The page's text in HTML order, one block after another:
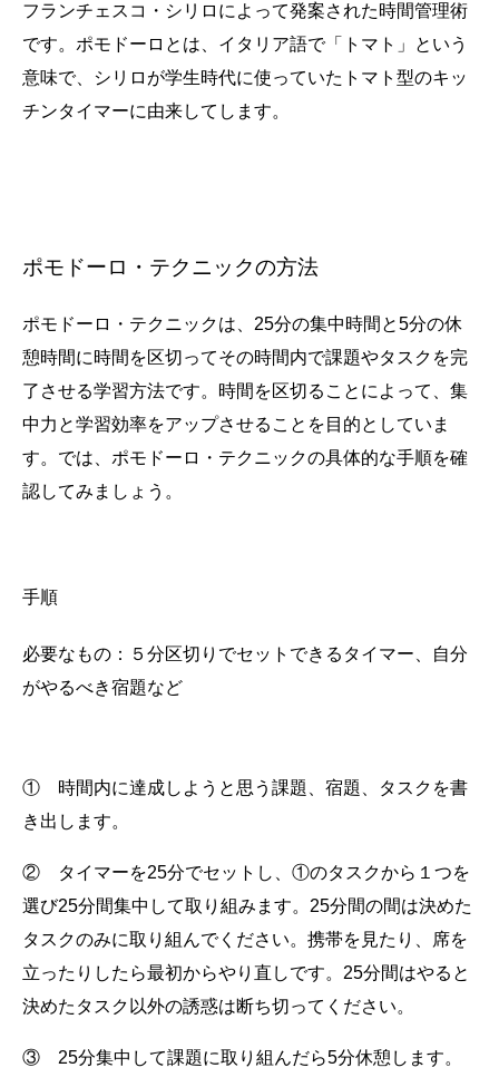
フランチェスコ・シリロによって発案された時間管理術
です。ポモドーロとは、イタリア語で「トマト」という
意味で、シリロが学生時代に使っていたトマト型のキッ
チンタイマーに由来してします。
ポモドーロ・テクニックの方法
ポモドーロ・テクニックは、25分の集中時間と5分の休
憩時間に時間を区切ってその時間内で課題やタスクを完
了させる学習方法です。時間を区切ることによって、集
中力と学習効率をアップさせることを目的としていま
す。では、ポモドーロ・テクニックの具体的な手順を確
認してみましょう。
手順
必要なもの：５分区切りでセットできるタイマー、自分
がやるべき宿題など
① 時間内に達成しようと思う課題、宿題、タスクを書
き出します。
② タイマーを25分でセットし、①のタスクから１つを
選び25分間集中して取り組みます。25分間の間は決めた
タスクのみに取り組んでください。携帯を見たり、席を
立ったりしたら最初からやり直しです。25分間はやると
決めたタスク以外の誘惑は断ち切ってください。
③ 25分集中して課題に取り組んだら5分休憩します。